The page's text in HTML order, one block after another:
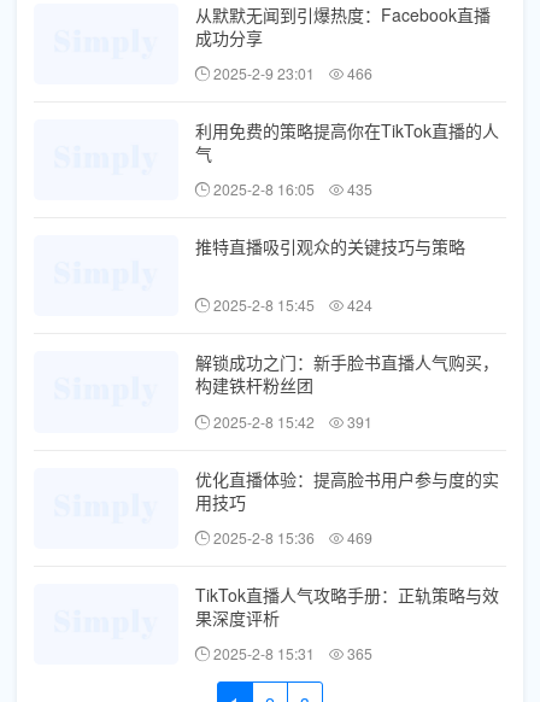
从默默无闻到引爆热度：Facebook直播
成功分享
2025-2-9 23:01 466
利用免费的策略提高你在TikTok直播的人
气
2025-2-8 16:05 435
推特直播吸引观众的关键技巧与策略
2025-2-8 15:45 424
解锁成功之门：新手脸书直播人气购买，
构建铁杆粉丝团
2025-2-8 15:42 391
优化直播体验：提高脸书用户参与度的实
用技巧
2025-2-8 15:36 469
TikTok直播人气攻略手册：正轨策略与效
果深度评析
2025-2-8 15:31 365